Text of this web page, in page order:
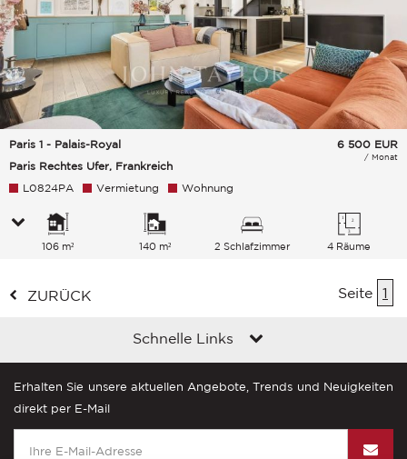
Paris 1 - Palais-Royal
Paris Rechtes Ufer, Frankreich
6 500 EUR
/ Monat
L0824PA Vermietung Wohnung
106 m² 140 m² 2 Schlafzimmer 4 Räume
ZURÜCK Seite 1
Schnelle Links
Erhalten Sie unsere aktuellen Angebote, Trends und Neuigkeiten
direkt per E-Mail